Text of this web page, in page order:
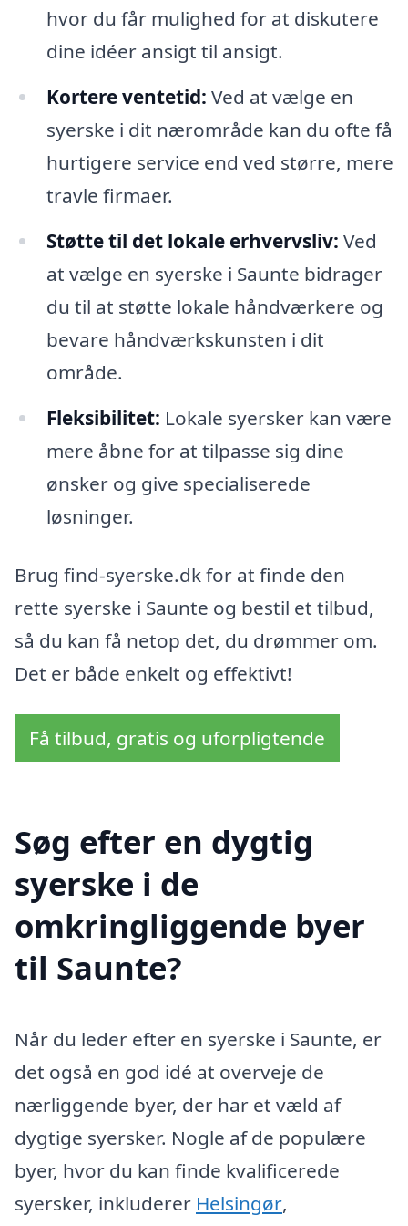
hvor du får mulighed for at diskutere
dine idéer ansigt til ansigt.
Kortere ventetid: Ved at vælge en
syerske i dit nærområde kan du ofte få
hurtigere service end ved større, mere
travle firmaer.
Støtte til det lokale erhvervsliv: Ved
at vælge en syerske i Saunte bidrager
du til at støtte lokale håndværkere og
bevare håndværkskunsten i dit
område.
Fleksibilitet: Lokale syersker kan være
mere åbne for at tilpasse sig dine
ønsker og give specialiserede
løsninger.
Brug find-syerske.dk for at finde den
rette syerske i Saunte og bestil et tilbud,
så du kan få netop det, du drømmer om.
Det er både enkelt og effektivt!
Få tilbud, gratis og uforpligtende
Søg efter en dygtig
syerske i de
omkringliggende byer
til Saunte?
Når du leder efter en syerske i Saunte, er
det også en god idé at overveje de
nærliggende byer, der har et væld af
dygtige syersker. Nogle af de populære
byer, hvor du kan finde kvalificerede
syersker, inkluderer Helsingør,